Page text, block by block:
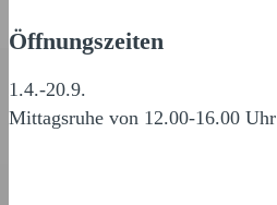
Öffnungszeiten
1.4.-20.9.
Mittagsruhe von 12.00-16.00 Uhr